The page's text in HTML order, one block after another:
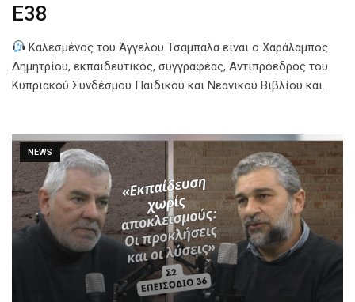
E38
Καλεσμένος του Άγγελου Τσαμπάλα είναι ο Χαράλαμπος
Δημητρίου, εκπαιδευτικός, συγγραφέας, Αντιπρόεδρος του
Κυπριακού Συνδέσμου Παιδικού και Νεανικού Βιβλίου και…
NEWS